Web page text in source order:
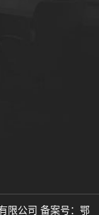
公司 备案号： 鄂